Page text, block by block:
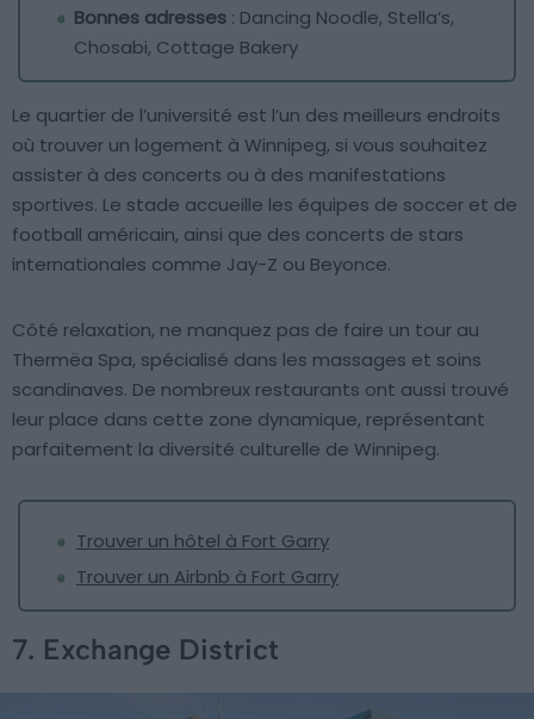
Bonnes adresses : Dancing Noodle, Stella’s,
Chosabi, Cottage Bakery
Le quartier de l’université est l’un des meilleurs endroits
où trouver un logement à Winnipeg, si vous souhaitez
assister à des concerts ou à des manifestations
sportives. Le stade accueille les équipes de soccer et de
football américain, ainsi que des concerts de stars
internationales comme Jay-Z ou Beyonce.
Côté relaxation, ne manquez pas de faire un tour au
Thermëa Spa, spécialisé dans les massages et soins
scandinaves. De nombreux restaurants ont aussi trouvé
leur place dans cette zone dynamique, représentant
parfaitement la diversité culturelle de Winnipeg.
Trouver un hôtel à Fort Garry
Trouver un Airbnb à Fort Garry
7. Exchange District